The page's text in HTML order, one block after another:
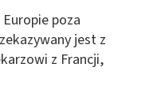
poza
jest z
z Francji,